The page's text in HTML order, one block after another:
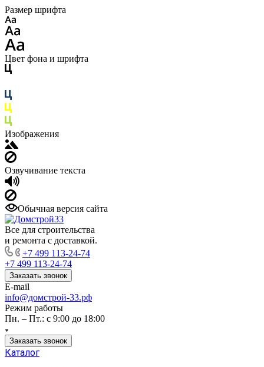
Размер шрифта
Цвет фона и шрифта
Изображения
Озвучивание текста
Обычная версия сайта
Все для строительства
и ремонта с доставкой.
+7 499 113-24-74
+7 499 113-24-74
Заказать звонок
E-mail
info@домстрой-33.рф
Режим работы
Пн. – Пт.: с 9:00 до 18:00
Заказать звонок
Каталог